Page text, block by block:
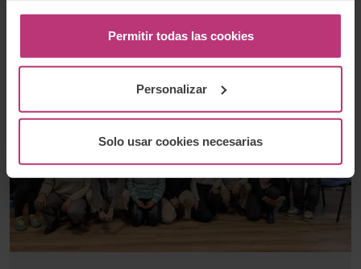
Permitir todas las cookies
Personalizar
Solo usar cookies necesarias